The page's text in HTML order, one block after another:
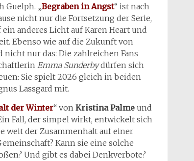
Guelph. „Begraben in Angst“ ist nach
nicht nur die Fortsetzung der Serie,
anderes Licht auf Karen Heart und
Ebenso wie auf die Zukunft von
nicht nur das: Die zahlreichen Fans
Emma Sunderbydürfen sich
Sie spielt 2026 gleich in beiden
Lassgard mit.
der Winter“ von Kristina Palme und
Fall, der simpel wirkt, entwickelt sich
weit der Zusammenhalt auf einer
Kann sie eine solche
Und gibt es dabei Denkverbote?